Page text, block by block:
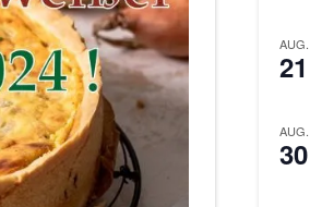
AUG.
21
AUG.
30